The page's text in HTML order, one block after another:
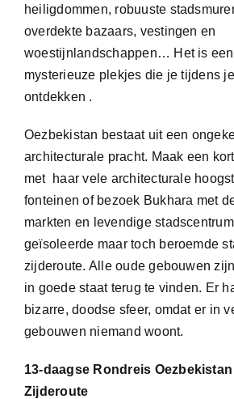
heiligdommen, robuuste
overdekte bazaars, vestingen en
woestijnlandschappen… Het is een
mysterieuze plekjes die je tijdens
ontdekken .
Oezbekistan bestaat uit een
architecturale pracht. Maak een
met haar vele architecturale
fonteinen of bezoek Bukhara met
markten en levendige
geïsoleerde maar toch beroemde
zijderoute. Alle oude gebouwen
in goede staat terug te vinden. Er
bizarre, doodse sfeer, omdat er in
gebouwen niemand woont.
13-daagse Rondreis
Zijderoute